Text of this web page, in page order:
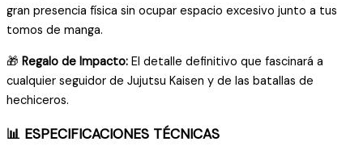
gran presencia física sin ocupar espacio excesivo junto a tus
tomos de manga.
🎁 Regalo de Impacto: El detalle definitivo que fascinará a
cualquier seguidor de Jujutsu Kaisen y de las batallas de
hechiceros.
📊 ESPECIFICACIONES TÉCNICAS